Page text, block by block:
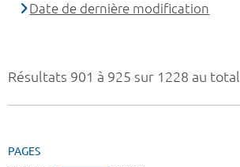
Résultats 901 à 925 sur 1228 au total
PAGES
Date de dernière modification